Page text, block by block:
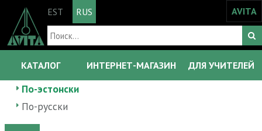
EST RUS AVITA
КАТАЛОГ ИНТЕРНЕТ-МАГАЗИН ДЛЯ УЧИТЕЛЕЙ
По-эстонски
По-русски